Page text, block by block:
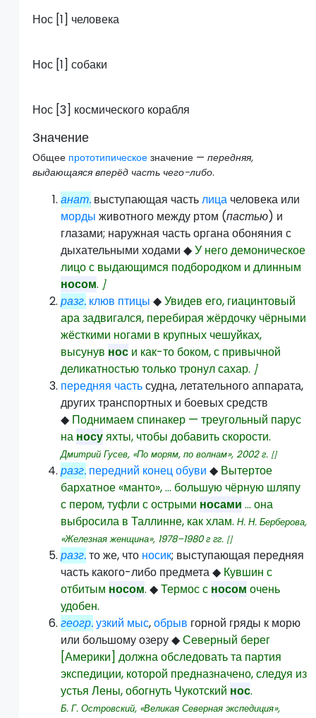
Нос [1] человека
Нос [1] собаки
Нос [3] космического корабля
Значение
Общее прототипическое значение —передняя,
выдающаяся вперёд часть чего-либо.
анат. выступающая частьлица человека или
морды животного между ртом (пастью) и
глазами; наружная часть органа обоняния с
дыхательными ходами◆У него демоническое
лицо с выдающимся подбородком и длинным
носом. ]
разг. клюв птицы ◆Увидев его, гиацинтовый
ара задвигался, перебирая жёрдочку чёрными
жёсткими ногами в крупных чешуйках,
высунув нос и как-то боком, с привычной
деликатностью только тронул сахар. ]
передняя частьсудна, летательного аппарата,
других транспортных и боевых средств
◆ Поднимаем спинакер — треугольный парус
на носуяхты, чтобы добавить скорости.
Дмитрий Гусев, «По морям, по волнам»,2002г. []
разг. передний конецобуви ◆ Вытертое
бархатное «манто», … большую чёрную шляпу
с пером, туфли с острыми носами … она
выбросила в Таллинне, как хлам.Н. Н. Берберова,
«Железная женщина», 1978–1980 г гг. []
разг.то же, что носик; выступающая передняя
часть какого-либо предмета◆ Кувшин с
отбитым носом.◆Термос с носом очень
удобен.
геогр.узкий мыс,обрыв горной гряды к морю
или большому озеру◆Северный берег
[Америки] должна обследовать та партия
экспедиции, которой предназначено, следуя из
устья Лены, обогнуть Чукотский нос.
Б. Г. Островский, «Великая Северная экспедиция»,